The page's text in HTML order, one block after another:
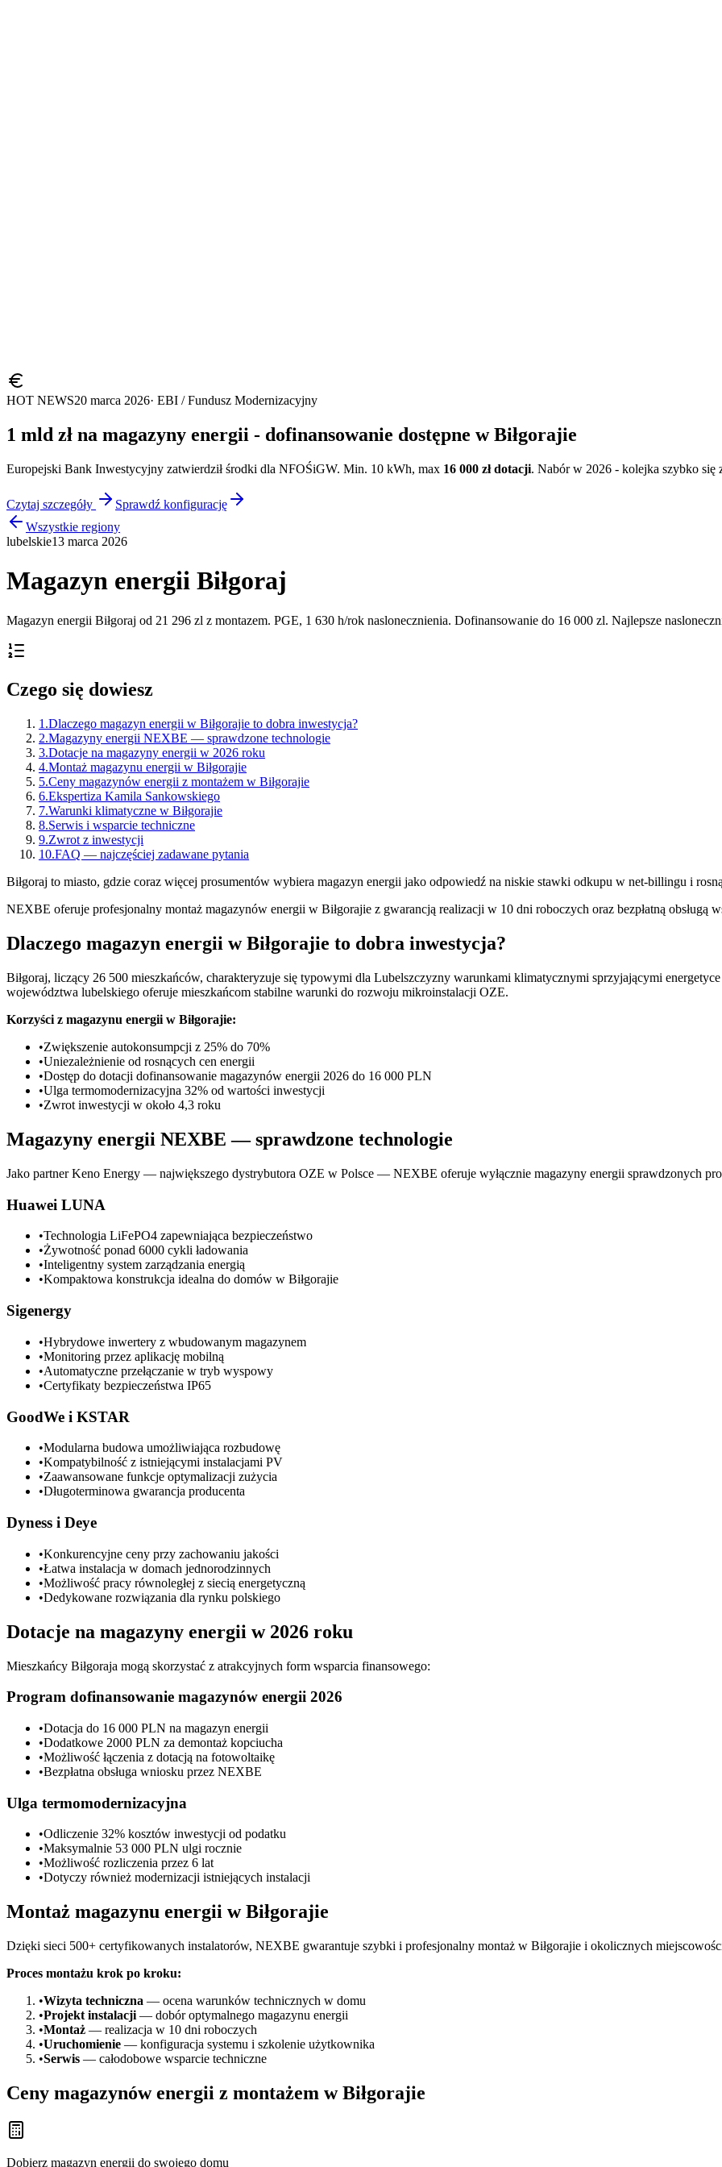
HOT NEWS20 marca 2026· EBI / Fundusz Modernizacyjny
1 mld zł na magazyny energii - dofinansowanie dostępne wBiłgorajie
Europejski Bank Inwestycyjny zatwierdził środki dla NFOŚiGW. Min. 10 kWh, max 16 000 zł dotacji. Nabór w 2026 - kolejka szybko się
Czytaj szczegóły
Sprawdź konfigurację
Wszystkie regiony
lubelskie13 marca 2026
Magazyn energii Biłgoraj
Magazyn energii Biłgoraj od 21 296 zl z montazem. PGE, 1 630 h/rok naslonecznienia. Dofinansowanie do 16 000 zl. Najlepsze
Czego się dowiesz
1 .Dlaczego magazyn energii w Biłgorajie to dobra inwestycja?
2.Magazyny energii NEXBE — sprawdzone technologie
3.Dotacje na magazyny energii w 2026 roku
4.Montaż magazynu energii w Biłgorajie
5.Ceny magazynów energii z montażem w Biłgorajie
6.Ekspertiza Kamila Sankowskiego
7.Warunki klimatyczne w Biłgorajie
8.Serwis i wsparcie techniczne
9.Zwrot z inwestycji
10.FAQ — najczęściej zadawane pytania
Biłgoraj to miasto, gdzie coraz więcej prosumentów wybiera magazyn energii jako odpowiedź na niskie stawki odkupu w net-billingu i
NEXBE oferuje profesjonalny montaż magazynów energii w Biłgorajie z gwarancją realizacji w 10 dni roboczych oraz bezpłatną obsługą
Dlaczego magazyn energii w Biłgorajie to dobra inwestycja?
Biłgoraj, liczący 26 500 mieszkańców, charakteryzuje się typowymi dla Lubelszczyzny warunkami klimatycznymi sprzyjającymi
województwa lubelskiego oferuje mieszkańcom stabilne warunki do rozwoju mikroinstalacji OZE.
Korzyści z magazynu energii w Biłgorajie:
•Zwiększenie autokonsumpcji z 25% do 70%
•Uniezależnienie od rosnących cen energii
•Dostęp do dotacji dofinansowanie magazynów energii 2026 do 16 000 PLN
•Ulga termomodernizacyjna 32% od wartości inwestycji
•Zwrot inwestycji w około 4,3 roku
Magazyny energii NEXBE — sprawdzone technologie
Jako partner Keno Energy — największego dystrybutora OZE w Polsce — NEXBE oferuje wyłącznie magazyny energii sprawdzonych
Huawei LUNA
•Technologia LiFePO4 zapewniająca bezpieczeństwo
•Żywotność ponad 6000 cykli ładowania
•Inteligentny system zarządzania energią
•Kompaktowa konstrukcja idealna do domów w Biłgorajie
Sigenergy
•Hybrydowe inwertery z wbudowanym magazynem
•Monitoring przez aplikację mobilną
•Automatyczne przełączanie w tryb wyspowy
•Certyfikaty bezpieczeństwa IP65
GoodWe i KSTAR
•Modularna budowa umożliwiająca rozbudowę
•Kompatybilność z istniejącymi instalacjami PV
•Zaawansowane funkcje optymalizacji zużycia
•Długoterminowa gwarancja producenta
Dyness i Deye
•Konkurencyjne ceny przy zachowaniu jakości
•Łatwa instalacja w domach jednorodzinnych
•Możliwość pracy równoległej z siecią energetyczną
•Dedykowane rozwiązania dla rynku polskiego
Dotacje na magazyny energii w 2026 roku
Mieszkańcy Biłgoraja mogą skorzystać z atrakcyjnych form wsparcia finansowego:
Program dofinansowanie magazynów energii 2026
•Dotacja do 16 000 PLN na magazyn energii
•Dodatkowe 2000 PLN za demontaż kopciucha
•Możliwość łączenia z dotacją na fotowoltaikę
•Bezpłatna obsługa wniosku przez NEXBE
Ulga termomodernizacyjna
•Odliczenie 32% kosztów inwestycji od podatku
•Maksymalnie 53 000 PLN ulgi rocznie
•Możliwość rozliczenia przez 6 lat
•Dotyczy również modernizacji istniejących instalacji
Montaż magazynu energii w Biłgorajie
Dzięki sieci 500+ certyfikowanych instalatorów, NEXBE gwarantuje szybki i profesjonalny montaż w Biłgorajie i okolicznych
Proces montażu krok po kroku:
•Wizyta techniczna — ocena warunków technicznych w domu
•Projekt instalacji — dobór optymalnego magazynu energii
•Montaż — realizacja w 10 dni roboczych
•Uruchomienie — konfiguracja systemu i szkolenie użytkownika
•Serwis — całodobowe wsparcie techniczne
Ceny magazynów energii z montażem w Biłgorajie
Dobierz magazyn energii do swojego domu